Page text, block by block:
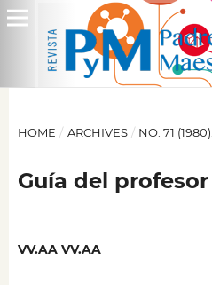
HOME / ARCHIVES / NO. 71
Guía del profesor
VV.AA VV.AA